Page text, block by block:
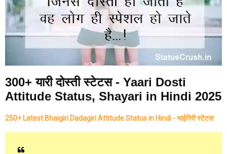
300+ यारी दोस्ती स्टेटस - Yaari Dosti
Attitude Status, Shayari in Hindi 2025
250+ Latest Bhaigiri Dadagiri Attitude Status in Hindi - भाईगिरी स्टेटस